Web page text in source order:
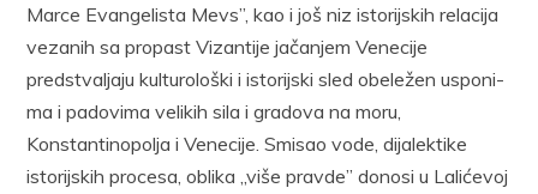
Marce Evangelista Mevs”, kao i još niz istorijskih relacija
vezanih sa propast Vizantije jačanjem Ve­necije
predstvaljaju kulturološki i istorijski sled obeležen usponi­
ma i padovima velikih sila i gradova na moru,
Konstantinopolja i Vene­cije. Smisao vode, dijalektike
istorijskih procesa, oblika „više prav­de” donosi u Lalićevoj